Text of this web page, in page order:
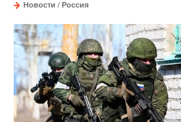
Новости / Россия